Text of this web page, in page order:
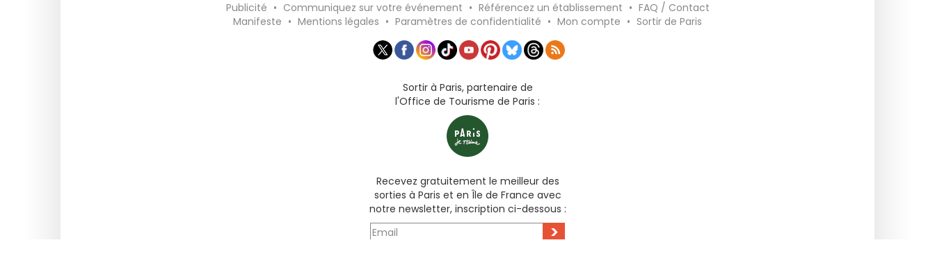
Publicité • Communiquez sur votre événement • Référencez un établissement • FAQ / Contact
Manifeste • Mentions légales • Paramètres de confidentialité • Mon compte • Sortir de Paris
Sortir à Paris, partenaire de
l'Office de Tourisme de Paris :
Recevez gratuitement le meilleur des
sorties à Paris et en Île de France avec
notre newsletter, inscription ci-dessous :
>